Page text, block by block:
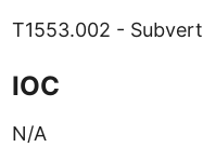
T1553.002 -
IOC
N/A